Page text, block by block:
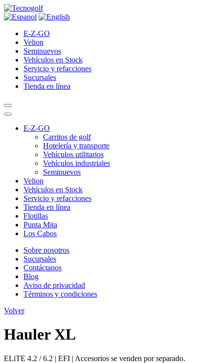
E-Z-GO
Velion
Seminuevos
Vehículos en Stock
Servicio y refacciones
Sucursales
Tienda en línea
E-Z-GO
Carritos de golf
Hotelería y transporte
Vehículos utilitarios
Vehículos industriales
Seminuevos
Velion
Vehículos en Stock
Servicio y refacciones
Tienda en línea
Flotillas
Punta Mita
Los Cabos
Sobre nosotros
Sucursales
Contáctanos
Blog
Aviso de privacidad
Términos y condiciones
Volver
Hauler XL
ELiTE 4.2 / 6.2 | EFI | Accesorios se venden por separado.